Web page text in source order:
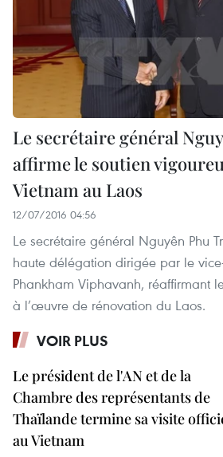
Le secrétaire général
affirme le soutien
Vietnam au Laos
12/07/2016 04:56
Le secrétaire général Nguyên Phu
haute délégation dirigée par le
Phankham Viphavanh, réaffirmant
à l’œuvre de rénovation du Laos.
VOIR PLUS
Le président de l'AN et de la
Chambre des représentants de
Thaïlande termine sa visite
au Vietnam